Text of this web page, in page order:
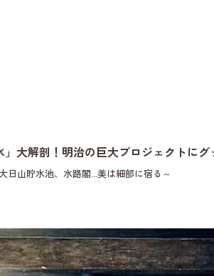
」大解剖！明治の巨大プロジェクトにグ
日山貯水池、水路閣…美は細部に宿る～